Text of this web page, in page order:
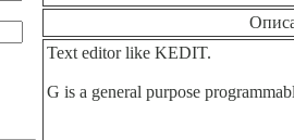
Text editor like KEDIT.
G is a general purpose